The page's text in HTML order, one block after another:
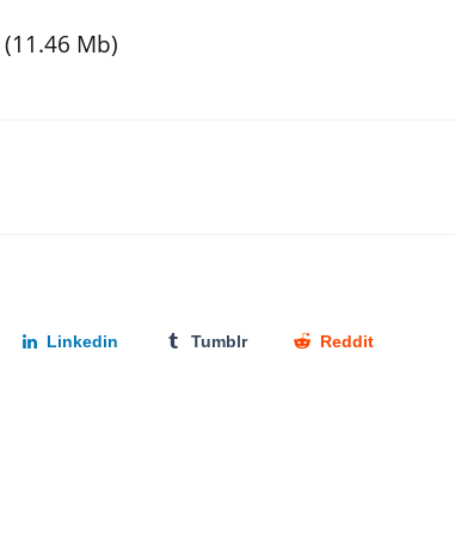
(11.46 Mb)
Linkedin Tumblr Reddit